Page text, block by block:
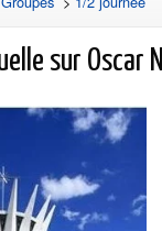
sur Oscar